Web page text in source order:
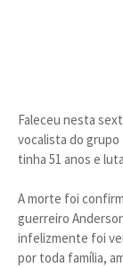
Faleceu nesta
vocalista do grupo
tinha 51 anos e
A morte foi
guerreiro
infelizmente foi
por toda família,